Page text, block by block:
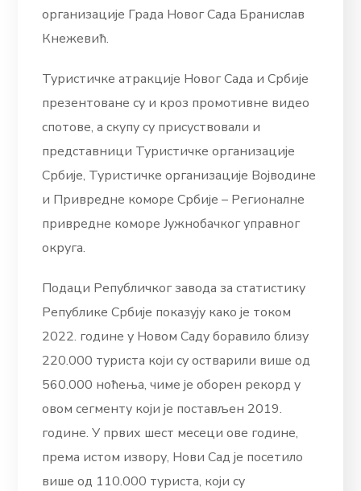
организације Града Новог Сада Бранислав
Кнежевић.
Туристичке атракције Новог Сада и Србије
презентоване су и кроз промотивне видео
спотове, а скупу су присуствовали и
представници Туристичке организације
Србије, Туристичке организације Војводине
и Привредне коморе Србије – Регионалне
привредне коморе Јужнобачког управног
округа.
Подаци Републичког завода за статистику
Републике Србије показују како је током
2022. године у Новом Саду боравило близу
220.000 туриста који су остварили више од
560.000 ноћења, чиме је оборен рекорд у
овом сегменту који је постављен 2019.
године. У првих шест месеци ове године,
према истом извору, Нови Сад је посетило
више од 110.000 туриста, који су